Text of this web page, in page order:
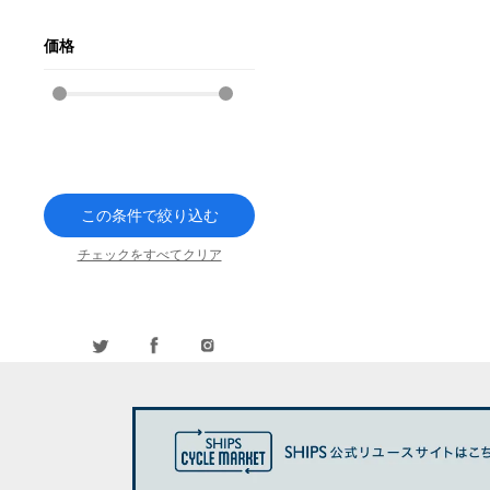
価格
この条件で絞り込む
チェックをすべてクリア